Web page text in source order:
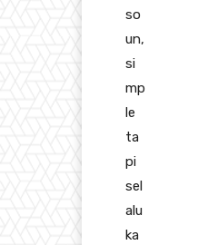
so
un,
si
mp
le
ta
pi
sel
alu
ka